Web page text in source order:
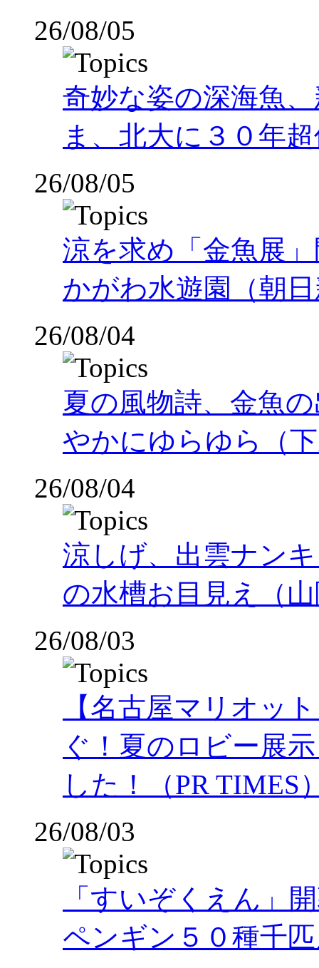
26/08/05
奇妙な姿の深海魚
ま、北大に３０年
26/08/05
涼を求め「金魚展
かがわ水遊園（朝
26/08/04
夏の風物詩、金魚
やかにゆらゆら（
26/08/04
涼しげ、出雲ナン
の水槽お目見え（
26/08/03
【名古屋マリオッ
ぐ！夏のロビー展
した！（PR TIMES
26/08/03
「すいぞくえん」
ペンギン５０種千